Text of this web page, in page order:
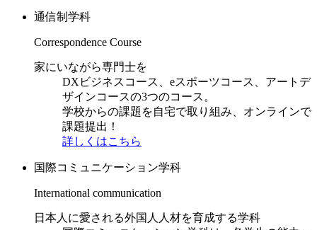
通信制学科
Correspondence Course
家にいながら専門士を
DXビジネスコース、eスポーツコース、アートデ
ザインコースの3つのコース。
学校からの課題を自宅で取り組み、オンラインで
課題提出！
詳しくはこちら
国際コミュニケーション学科
International communication
日本人に愛される外国人人材を育成する学科